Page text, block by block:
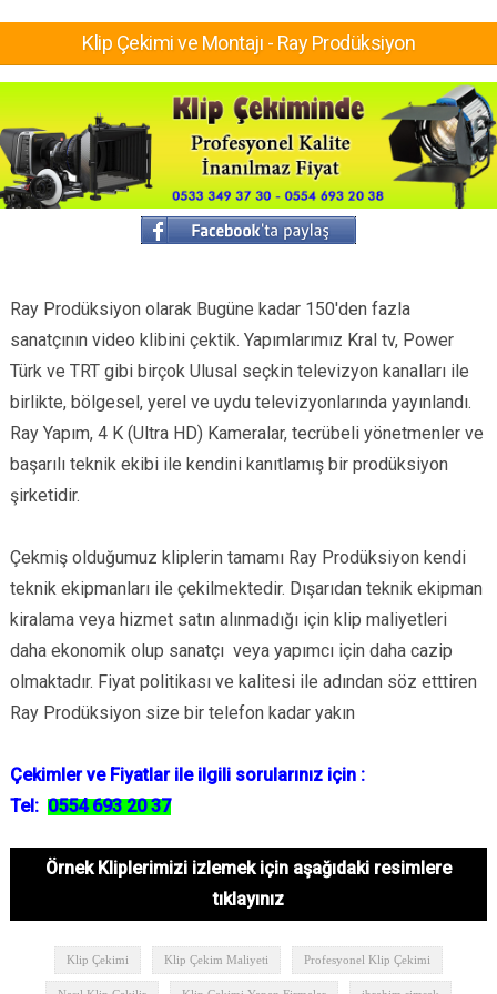
Klip Çekimi ve Montajı - Ray Prodüksiyon
Ray Prodüksiyon olarak Bugüne kadar 150′den fazla
sanatçının video klibini çektik. Yapımlarımız Kral tv, Power
Türk ve TRT gibi birçok Ulusal seçkin televizyon kanalları ile
birlikte, bölgesel, yerel ve uydu televizyonlarında yayınlandı.
Ray Yapım, 4 K (Ultra HD) Kameralar, tecrübeli yönetmenler ve
başarılı teknik ekibi ile kendini kanıtlamış bir prodüksiyon
şirketidir.
Çekmiş olduğumuz kliplerin tamamı Ray Prodüksiyon kendi
teknik ekipmanları ile çekilmektedir. Dışarıdan teknik ekipman
kiralama veya hizmet satın alınmadığı için klip maliyetleri
daha ekonomik olup sanatçı veya yapımcı için daha cazip
olmaktadır. Fiyat politikası ve kalitesi ile adından söz etttiren
Ray Prodüksiyon size bir telefon kadar yakın
Çekimler ve Fiyatlar ile ilgili sorularınız için :
Tel: 0554 693 20 37
Örnek Kliplerimizi izlemek için aşağıdaki resimlere
tıklayınız
Klip Çekimi Klip Çekim Maliyeti Profesyonel Klip Çekimi